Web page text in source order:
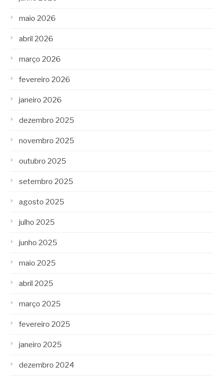
maio 2026
abril 2026
março 2026
fevereiro 2026
janeiro 2026
dezembro 2025
novembro 2025
outubro 2025
setembro 2025
agosto 2025
julho 2025
junho 2025
maio 2025
abril 2025
março 2025
fevereiro 2025
janeiro 2025
dezembro 2024